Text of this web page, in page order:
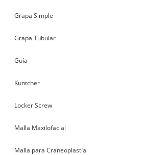
Grapa Simple
Grapa Tubular
Guía
Kuntcher
Locker Screw
Malla Maxilofacial
Malla para Craneoplastía